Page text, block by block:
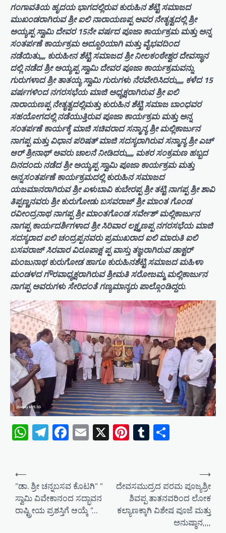
ಗಂಗಾವತಿಯ ಹೃದಯ ಭಾಗದಲ್ಲಿರುವ ಕುರುಹಿನ ಶೆಟ್ಟಿ ಸಮಾಜದ
ಮುಖಂಡರಾಗಿರುವ ಶ್ರೀ ಐಲಿ ನಾರಾಯಣಪ್ಪ ಅವರ ನೇತೃತ್ವದಲ್ಲಿ ಶ್ರೀ
ಅಯ್ಯಪ್ಪ ಸ್ವಾಮಿ ದೇವರ 15ನೇ ವರ್ಷದ ಪೂಜಾ ಕಾರ್ಯಕ್ರಮ ಮತ್ತು ಅನ್ನ
ಸಂತರ್ಪಣೆ ಕಾರ್ಯಕ್ರಮ ಅದ್ದೂರಿಯಾಗಿ ಮತ್ತು ವೈಭವದಿಂದ
ನಡೆಯಿತು,,,, ಕುರುಹೀನ ಶೆಟ್ಟಿ ಸಮಾಜದ ಶ್ರೀ ನೀಲಕಂಠೇಶ್ವರ ದೇವಸ್ಥಾನ
ದಲ್ಲಿ ನಡೆದ ಶ್ರೀ ಅಯ್ಯಪ್ಪ ಸ್ವಾಮಿ ದೇವರ ಪೂಜಾ ಕಾರ್ಯಕ್ರಮವನ್ನು
ಗುರುಗಳಾದ ಶ್ರೀ ತಾತಯ್ಯ ಸ್ವಾಮಿ ಗುರುಗಳು ನೆರವೇರಿಸಿದರು,,,,, ಕಳೆದ 15
ವರ್ಷಗಳಿಂದ ನಗರಸಭೆಯ ಮಾಜಿ ಅಧ್ಯಕ್ಷರಾಗಿರುವ ಶ್ರೀ ಐಲಿ
ನಾರಾಯಣಪ್ಪ ನೇತೃತ್ವದಲ್ಲಿಮತ್ತು ಕುರುಹಿನ ಶೆಟ್ಟಿ ಸಮಾಜ ಬಾಂಧವರ
ಸಹಯೋಗದಲ್ಲಿ ನಡೆಯುತ್ತಿರುವ ಪೂಜಾ ಕಾರ್ಯಕ್ರಮ ಮತ್ತು ಅನ್ನ
ಸಂತರ್ಪಣೆ ಕಾರ್ಯಕ್ಕೆ ಮಾಜಿ ಸಚಿವರಾದ ಸನ್ಮಾನ್ಯ ಶ್ರೀ ಮಲ್ಲಿಕಾರ್ಜುನ
ನಾಗಪ್ಪ ಮತ್ತು ವಿಧಾನ ಪರಿಷತ್ ಮಾಜಿ ಸದಸ್ಯರಾಗಿರುವ ಸನ್ಮಾನ್ಯ ಶ್ರೀ ಎಚ್
ಆರ್ ಶ್ರೀನಾಥ್ ಅವರು ಚಾಲನೆ ನೀಡಿದರು,,,,, ಮಕರ ಸಂಕ್ರಮಣ ಹಬ್ಬದ
ದಿನದಂದು ನಡೆದ ಶ್ರೀ ಅಯ್ಯಪ್ಪ ಸ್ವಾಮಿ ಪೂಜಾ ಕಾರ್ಯಕ್ರಮ ಮತ್ತು
ಅನ್ನಸಂತರ್ಪಣೆ ಕಾರ್ಯಕ್ರಮದಲ್ಲಿ ಕುರುಹಿನ ಸಮಾಜದ
ಯಜಮಾನರಾಗಿರುವ ಶ್ರೀ ಏಳುಬಾವಿ ಕುಬೇರಪ್ಪ ಶ್ರೀ ತಟ್ಟಿ ನಾಗಪ್ಪ ಶ್ರೀ ಶಾವಿ
ತಿಪ್ಪಣ್ಣನವರು ಶ್ರೀ ಕುರುಗೋಡು ಬಸವರಾಜ್ ಶ್ರೀ ಮಾಂತ ಗೊಂಡ
ರವೀಂದ್ರನಾಥ ನಾಗಪ್ಪ ಶ್ರೀ ಮಾಂತಗೊಂಡ ಸರ್ವೇಶ್ ಮಲ್ಲಿಕಾರ್ಜುನ
ನಾಗಪ್ಪ ಕಾರ್ಯದರ್ಶಿಗಳಾದ ಶ್ರೀ ಸಿರಿವಾರ ಲಕ್ಷ್ಮಣಪ್ಪ ನಗರಸಭೆಯ ಮಾಜಿ
ಸದಸ್ಯರಾದ ಐಲಿ ಚಂದ್ರಪ್ಪನವರು ಪ್ರಮುಖರಾದ ಐಲಿ ಮಾರುತಿ ಐಲಿ
ಬಸವರಾಜ್ ಸಿರವಾರ ವಿರೂಪಾಕ್ಷ ಪ್ಪ ವಾಸ್ತು ತಜ್ಞರಾಗಿರುವ ಡಾಕ್ಟರ್
ಮಂಜುನಾಥ ಕುರುಗೋಡ ಹಾಗೂ ಕುರುಹಿನಶೆಟ್ಟಿ ಸಮಾಜದ ಮಹಿಳಾ
ಮಂಡಳದ ಗೌರವಾಧ್ಯಕ್ಷರಾಗಿರುವ ಶ್ರೀಮತಿ ಸರೋಜಮ್ಮ ಮಲ್ಲಿಕಾರ್ಜುನ
ನಾಗಪ್ಪ ಅವರುಗಳು ಸೇರಿದಂತೆ ಗಣ್ಯಮಾನ್ಯರು ಪಾಲ್ಗೊಂಡಿದ್ದರು.
WhatsApp
Telegram
Facebook
Email
X Pinterest
Tumblr
⟵
”ಡಾ. ಶ್ರೀ ಚನ್ನಬಸವ ಕೊಟಗಿ” ”
ಸ್ವಾಮಿ ವಿವೇಕಾನಂದ ಸದ್ಭಾವನ
ರಾಷ್ಟ್ರೀಯ ಪ್ರಶಸ್ತಿಗೆ ಆಯ್ಕೆ ”…
ದೇವಸಮುದ್ರದ ಪರಮ ಪೂಜ್ಯಶ್ರೀ
ಶಿವಪ್ಪ ತಾತನವರಿಂದ ಲೋಕ
ಕಲ್ಯಾಣಕ್ಕಾಗಿ ವಿಶೇಷ ಪೂಜೆ ಮತ್ತು
ಅನುಷ್ಠಾನ,,,,
⟶